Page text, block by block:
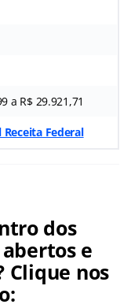
a R$ 29.921,71
Receita Federal
dos
e
Clique nos